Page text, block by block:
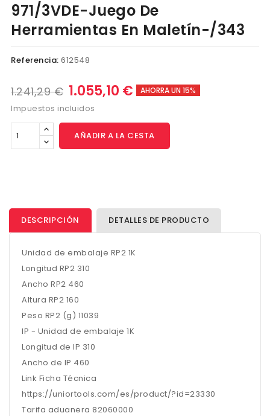
971/3VDE-Juego De
Herramientas En Maletín-/343
Referencia: 612548
1.241,29 € 1.055,10 € AHORRA UN 15%
Impuestos incluidos
AÑADIR A LA CESTA
DESCRIPCIÓN DETALLES DE PRODUCTO
Unidad de embalaje RP2 1K
Longitud RP2 310
Ancho RP2 460
Altura RP2 160
Peso RP2 (g) 11039
IP - Unidad de embalaje 1K
Longitud de IP 310
Ancho de IP 460
Link Ficha Técnica
https://uniortools.com/es/product/?id=23330
Tarifa aduanera 82060000